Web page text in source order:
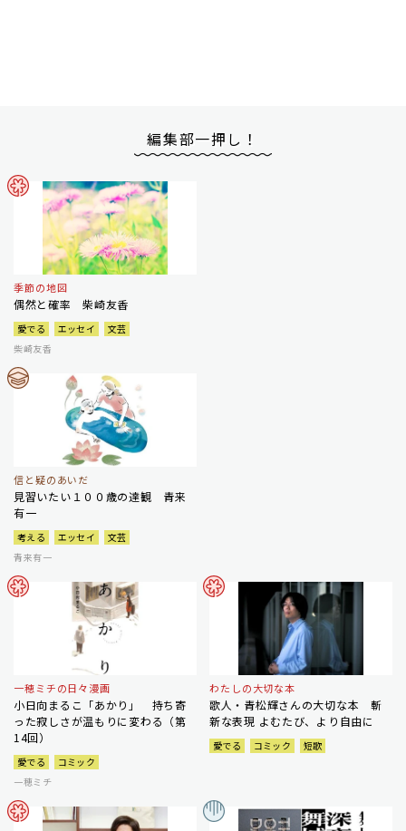
編集部一押し！
季節の地図
偶然と確率 柴崎友香
愛でる エッセイ
文芸
柴崎友香
信と疑のあいだ
見習いたい１００歳の達観 青来
有一
考える エッセイ
文芸
青来有一
一穂ミチの日々漫画
小日向まるこ「あかり」 持ち寄
った寂しさが温もりに変わる（第
14回）
愛でる
コミック
一穂ミチ
わたしの大切な本
歌人・青松輝さんの大切な本 斬
新な表現 よむたび、より自由に
愛でる コミック 短歌